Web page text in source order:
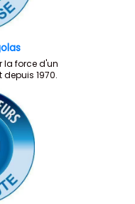
la force d'un
1970.